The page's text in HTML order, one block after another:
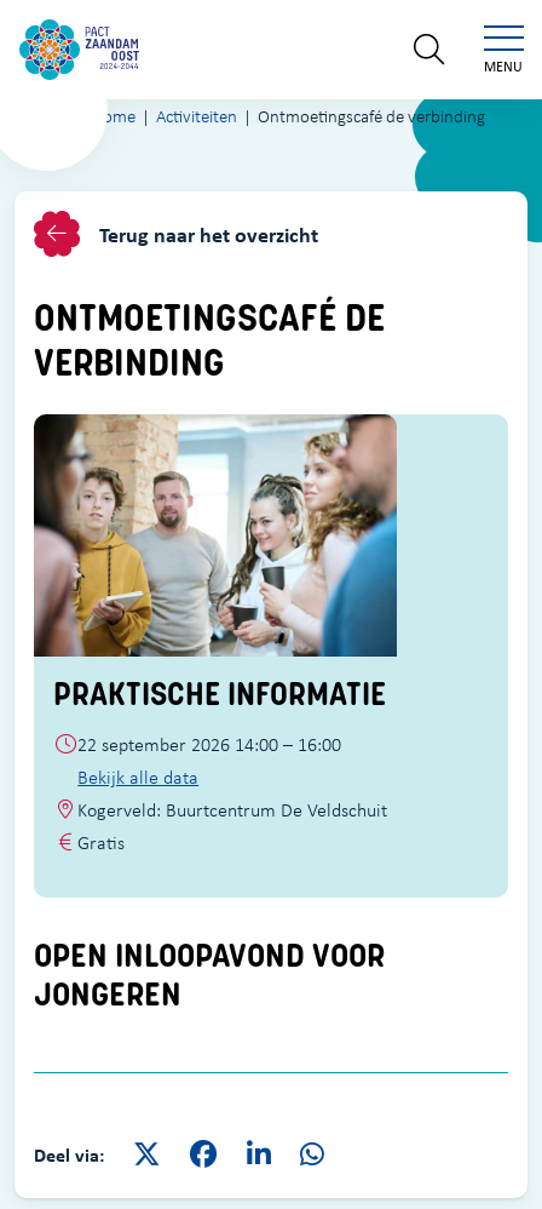
MENU
Home Activiteiten Ontmoetingscafé de verbinding
Terug naar het overzicht
ONTMOETINGSCAFÉ DE
VERBINDING
PRAKTISCHE INFORMATIE
22 september 2026 14:00 – 16:00
Bekijk alle data
Kogerveld: Buurtcentrum De Veldschuit
Gratis
OPEN INLOOPAVOND VOOR
JONGEREN
Deel via: